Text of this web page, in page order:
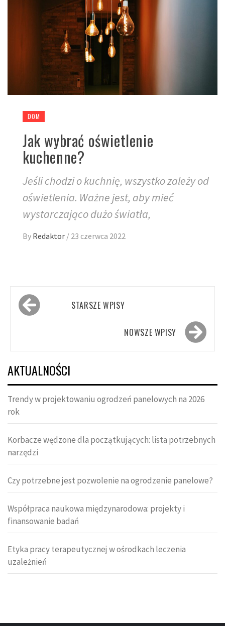
DOM
Jak wybrać oświetlenie
kuchenne?
Jeśli chodzi o kuchnię, wszystko zależy od
oświetlenia. Ważne jest, aby mieć
wystarczająco dużo światła,
By Redaktor / 23 czerwca 2022
Nawigacja
po STARSZE WPISY
NOWSZE WPISY
AKTUALNOŚCI
Trendy w projektowaniu ogrodzeń panelowych na 2026
rok
Korbacze wędzone dla początkujących: lista potrzebnych
narzędzi
Czy potrzebne jest pozwolenie na ogrodzenie panelowe?
Współpraca naukowa międzynarodowa: projekty i
finansowanie badań
Etyka pracy terapeutycznej w ośrodkach leczenia
uzależnień